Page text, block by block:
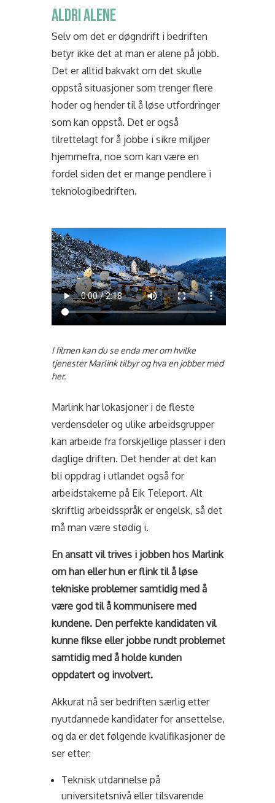
ALDRI ALENE
Selv om det er døgndrift i bedriften
betyr ikke det at man er alene på jobb.
Det er alltid bakvakt om det skulle
oppstå situasjoner som trenger flere
hoder og hender til å løse utfordringer
som kan oppstå. Det er også
tilrettelagt for å jobbe i sikre miljøer
hjemmefra, noe som kan være en
fordel siden det er mange pendlere i
teknologibedriften.
I filmen kan du se enda mer om hvilke
tjenester Marlink tilbyr og hva en jobber med
her.
Marlink har lokasjoner i de fleste
verdensdeler og ulike arbeidsgrupper
kan arbeide fra forskjellige plasser i den
daglige driften. Det hender at det kan
bli oppdrag i utlandet også for
arbeidstakerne på Eik Teleport. Alt
skriftlig arbeidsspråk er engelsk, så det
må man være stødig i.
En ansatt vil trives i jobben hos Marlink
om han eller hun er flink til å løse
tekniske problemer samtidig med å
være god til å kommunisere med
kundene. Den perfekte kandidaten vil
kunne fikse eller jobbe rundt problemet
samtidig med å holde kunden
oppdatert og involvert.
Akkurat nå ser bedriften særlig etter
nyutdannede kandidater for ansettelse,
og da er det følgende kvalifikasjoner de
ser etter:
Teknisk utdannelse på
universitetsnivå eller tilsvarende